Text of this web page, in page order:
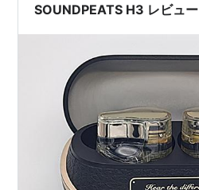
SOUNDPEATS H3 レビュー